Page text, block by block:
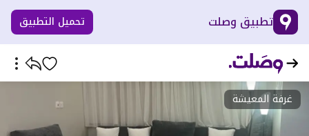
تطبيق وصلت تحميل التطبيق
غرفة المعيشة